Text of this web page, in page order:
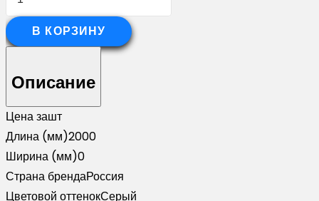
Планка
вертикальная
для
забора
жалюзи
Palermo
0,5
Satin
В КОРЗИНУ
Описание
Цена зашт
Длина (мм)2000
Ширина (мм)0
Страна брендаРоссия
Цветовой оттенокСерый